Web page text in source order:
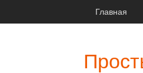
Главная